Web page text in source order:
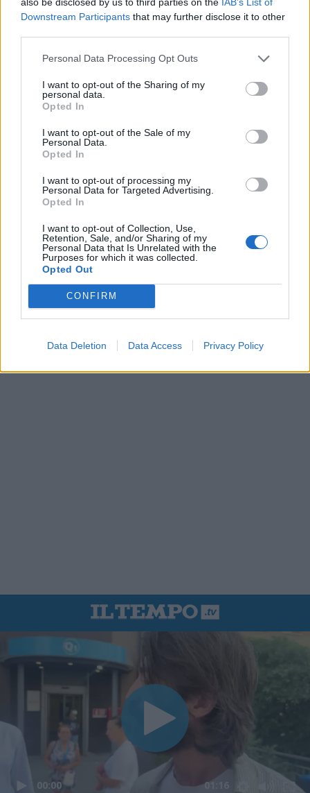
Downstream Participants that may further disclose it to other
Personal Data Processing Opt Outs
I want to opt-out of the Sharing of my
personal data.
Opted In
I want to opt-out of the Sale of my
Personal Data.
Opted In
I want to opt-out of processing my
Personal Data for Targeted Advertising.
Opted In
I want to opt-out of Collection, Use,
Retention, Sale, and/or Sharing of my
Personal Data that Is Unrelated with the
Purposes for which it was collected.
Opted Out
CONFIRM
Data Deletion Data Access Privacy Policy
00:00 01:16